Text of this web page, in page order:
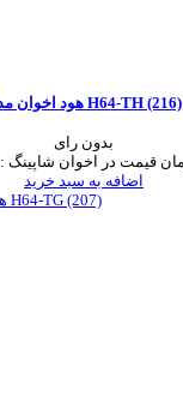
هود اخوان مدل H64-TH (216)
بدون رای
قیمت در اخوان شاپینگ :
اضافه به سبد خرید